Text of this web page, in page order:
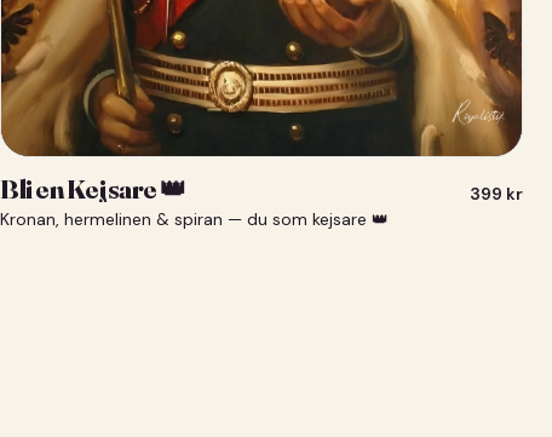
Bli en Kejsare 👑
Kronan, hermelinen & spiran — du som kejsare 👑
399 kr